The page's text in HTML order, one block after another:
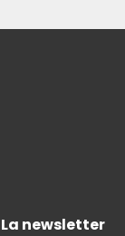
La newsletter